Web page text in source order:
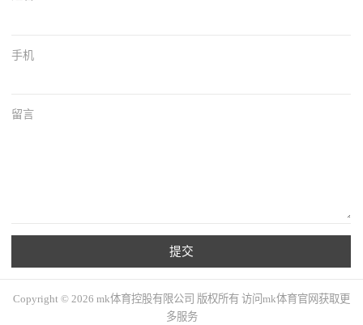
手机
留言
提交
Copyright © 2026 mk体育控股有限公司 版权所有 访问mk体育官网获取更
多服务